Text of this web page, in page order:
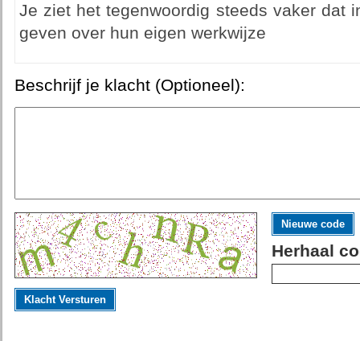
Je ziet het tegenwoordig steeds vaker dat
geven over hun eigen werkwijze
Beschrijf je klacht (Optioneel):
Nieuwe code
Herhaal
Klacht Versturen